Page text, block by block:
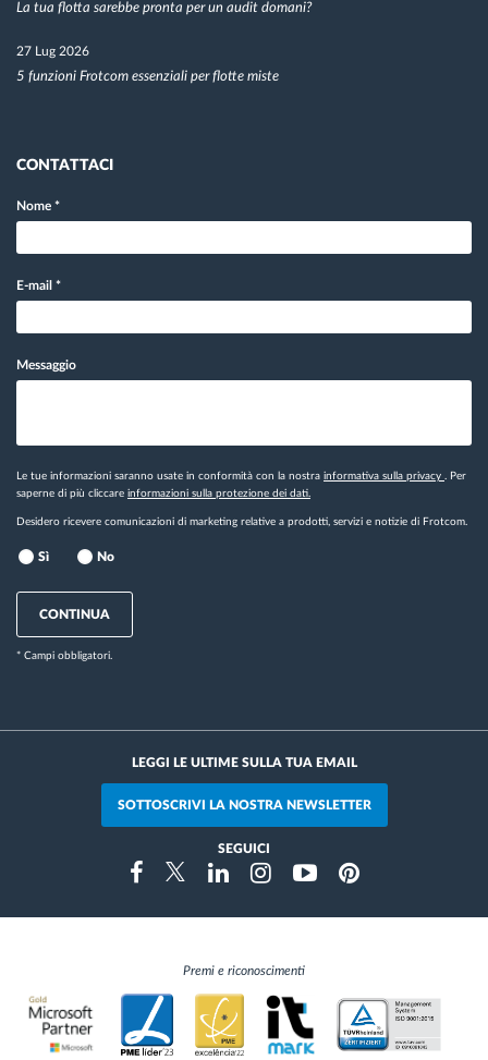
La tua flotta sarebbe pronta per un audit domani?
27 Lug 2026
5 funzioni Frotcom essenziali per flotte miste
CONTATTACI
Nome *
E-mail *
Messaggio
Le tue informazioni saranno usate in conformità con la nostra informativa sulla privacy . Per
saperne di più cliccare informazioni sulla protezione dei dati.
Desidero ricevere comunicazioni di marketing relative a prodotti, servizi e notizie di Frotcom.
Sì No
CONTINUA
* Campi obbligatori.
LEGGI LE ULTIME SULLA TUA EMAIL
SOTTOSCRIVI LA NOSTRA NEWSLETTER
SEGUICI
FacebookTwitterLinkedinInstragramYoutubePinterest
Premi e riconoscimenti